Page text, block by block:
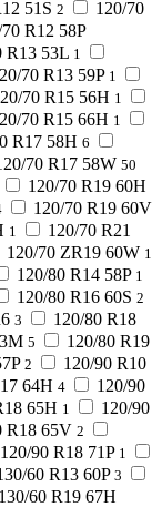
51S 2
120/70
R12 58P
R13 53L 1
70 R13 59P 1
70 R15 56H 1
70 R15 66H 1
R17 58H 6
70 R17 58W 50
120/70 R19 60H
120/70 R19 60V
1
120/70 R21
120/70 ZR19 60W 1
120/80 R14 58P 1
120/80 R16 60S 2
3
120/80 R18
5
120/80 R19
2
120/90 R10
64H 4
120/90
65H 1
120/90
R18 65V 2
120/90 R18 71P 1
60 R13 60P 3
130/60 R19 67H